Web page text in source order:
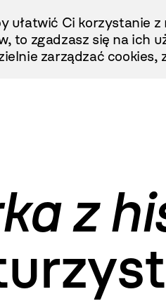
ułatwić Ci korzystanie
to zgadzasz się na ich
zarządzać
z